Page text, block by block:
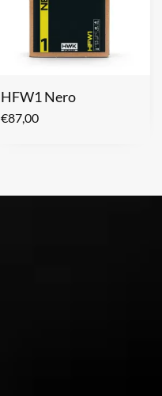
HFW1 Nero
€87,00